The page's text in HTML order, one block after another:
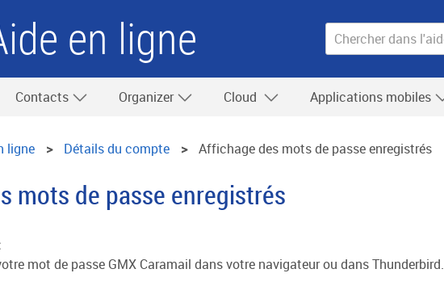
en ligne
Contacts Organizer Cloud Applications mobiles
ligne Détails du compte Affichage des mots de passe enregistrés
mots de passe enregistrés
mot de passe GMX Caramail dans votre navigateur ou dans Thunderbird.